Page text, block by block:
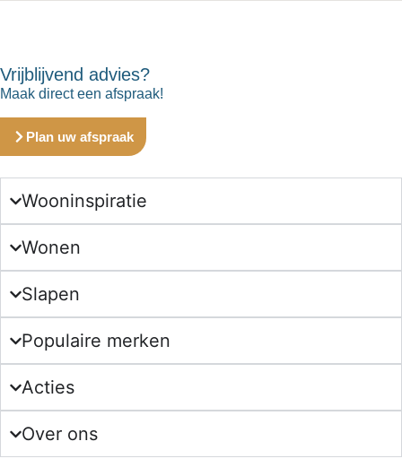
Vrijblijvend advies?
Maak direct een afspraak!
Plan uw afspraak
Wooninspiratie
Wonen
Slapen
Populaire merken
Acties
Over ons